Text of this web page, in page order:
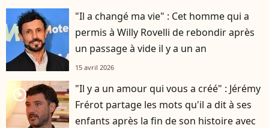
"Il a changé ma vie" : Cet homme qui a
permis à Willy Rovelli de rebondir après
un passage à vide il y a un an
15 avril 2026
player2
"Il y a un amour qui vous a créé" : Jérémy
Frérot partage les mots qu'il a dit à ses
enfants après la fin de son histoire avec